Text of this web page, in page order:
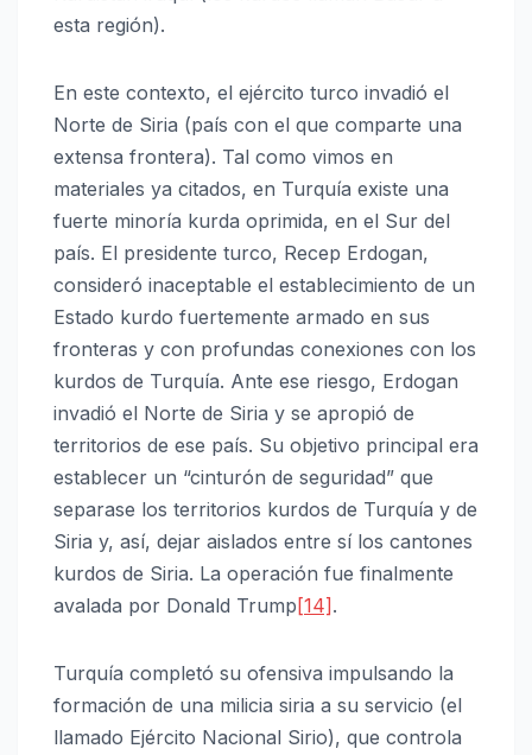
esta región).
En este contexto, el ejército turco invadió el
Norte de Siria (país con el que comparte una
extensa frontera). Tal como vimos en
materiales ya citados, en Turquía existe una
fuerte minoría kurda oprimida, en el Sur del
país. El presidente turco, Recep Erdogan,
consideró inaceptable el establecimiento de un
Estado kurdo fuertemente armado en sus
fronteras y con profundas conexiones con los
kurdos de Turquía. Ante ese riesgo, Erdogan
invadió el Norte de Siria y se apropió de
territorios de ese país. Su objetivo principal era
establecer un “cinturón de seguridad” que
separase los territorios kurdos de Turquía y de
Siria y, así, dejar aislados entre sí los cantones
kurdos de Siria. La operación fue finalmente
avalada por Donald Trump[14].
Turquía completó su ofensiva impulsando la
formación de una milicia siria a su servicio (el
llamado Ejército Nacional Sirio), que controla